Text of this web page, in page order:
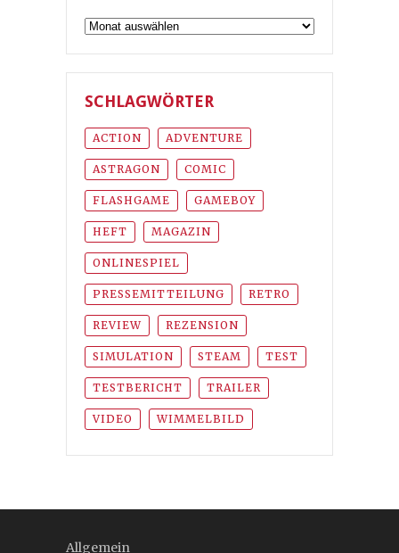
Archiv
SCHLAGWÖRTER
ACTION ADVENTURE
ASTRAGON COMIC
FLASHGAME GAMEBOY
HEFT MAGAZIN
ONLINESPIEL
PRESSEMITTEILUNG RETRO
REVIEW REZENSION
SIMULATION STEAM TEST
TESTBERICHT TRAILER
VIDEO WIMMELBILD
Allgemein